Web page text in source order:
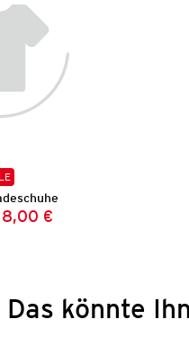
Preis:
Preis:
8,00 €
Das könnte